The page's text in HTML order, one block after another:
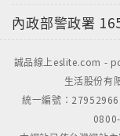
內政部警政署
誠品線上eslite.com -
生活股份
統一編號：